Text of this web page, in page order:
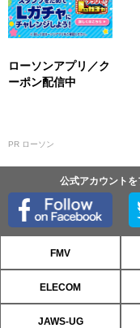
ローソンアプリ／ク
ーポン配信中
PR ローソン
公式アカウント
FMV
ELECOM
JAWS-UG